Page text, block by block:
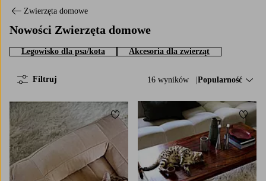
Zwierzęta domowe
Nowości Zwierzęta domowe
Legowisko dla psa/kota Akcesoria dla zwierząt
16 wyników Sortuj według:
Popularność
Filtruj
Dodaj do ulubionych
SM S